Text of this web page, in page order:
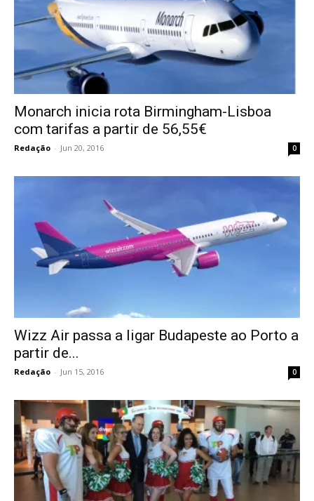
Monarch inicia rota Birmingham-Lisboa
com tarifas a partir de 56,55€
Redação - Jun 20, 2016 0
Wizz Air passa a ligar Budapeste ao Porto a
partir de...
Redação - Jun 15, 2016 0